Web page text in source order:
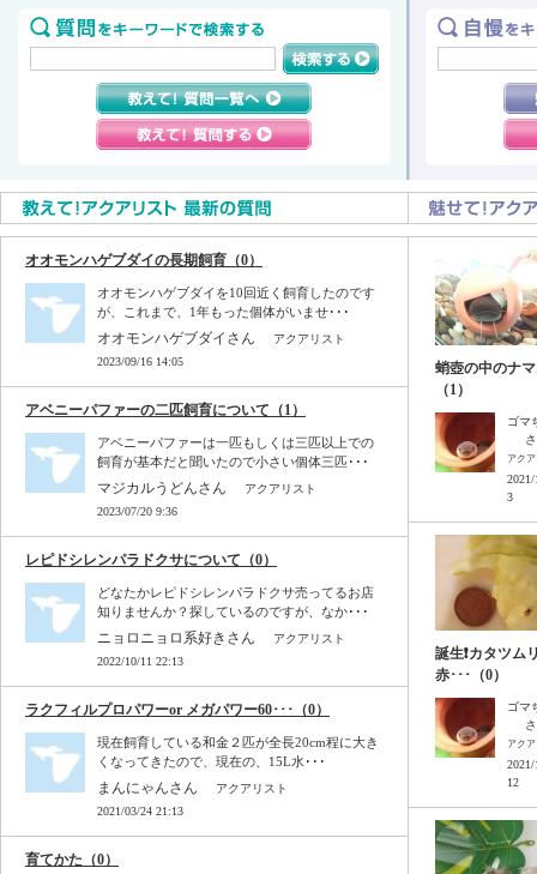
オオモンハゲブダイの長期飼育（0）
オオモンハゲブダイを10回近く飼育したのです
が、これまで、1年もった個体がいませ･･･
オオモンハゲブダイさん
アクアリスト
2023/09/16 14:05
アベニーパファーの二匹飼育について（1）
アベニーパファーは一匹もしくは三匹以上での
飼育が基本だと聞いたので小さい個体三匹･･･
マジカルうどんさん
アクアリスト
2023/07/20 9:36
レピドシレンパラドクサについて（0）
どなたかレピドシレンパラドクサ売ってるお店
知りませんか？探しているのですが、なか･･･
ニョロニョロ系好きさん
アクアリスト
2022/10/11 22:13
ラクフィルプロパワーor メガパワー60･･･（0）
現在飼育している和金２匹が全長20cm程に大き
くなってきたので、現在の、15L水･･･
まんにゃんさん
アクアリスト
2021/03/24 21:13
育てかた（0）
蛸壺の中のナ
（1）
ゴマ
アク
3
誕生❗カタツム
赤･･･（0）
ゴマ
アク
12